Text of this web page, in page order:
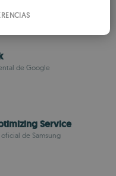
de Google
Service
de Samsung